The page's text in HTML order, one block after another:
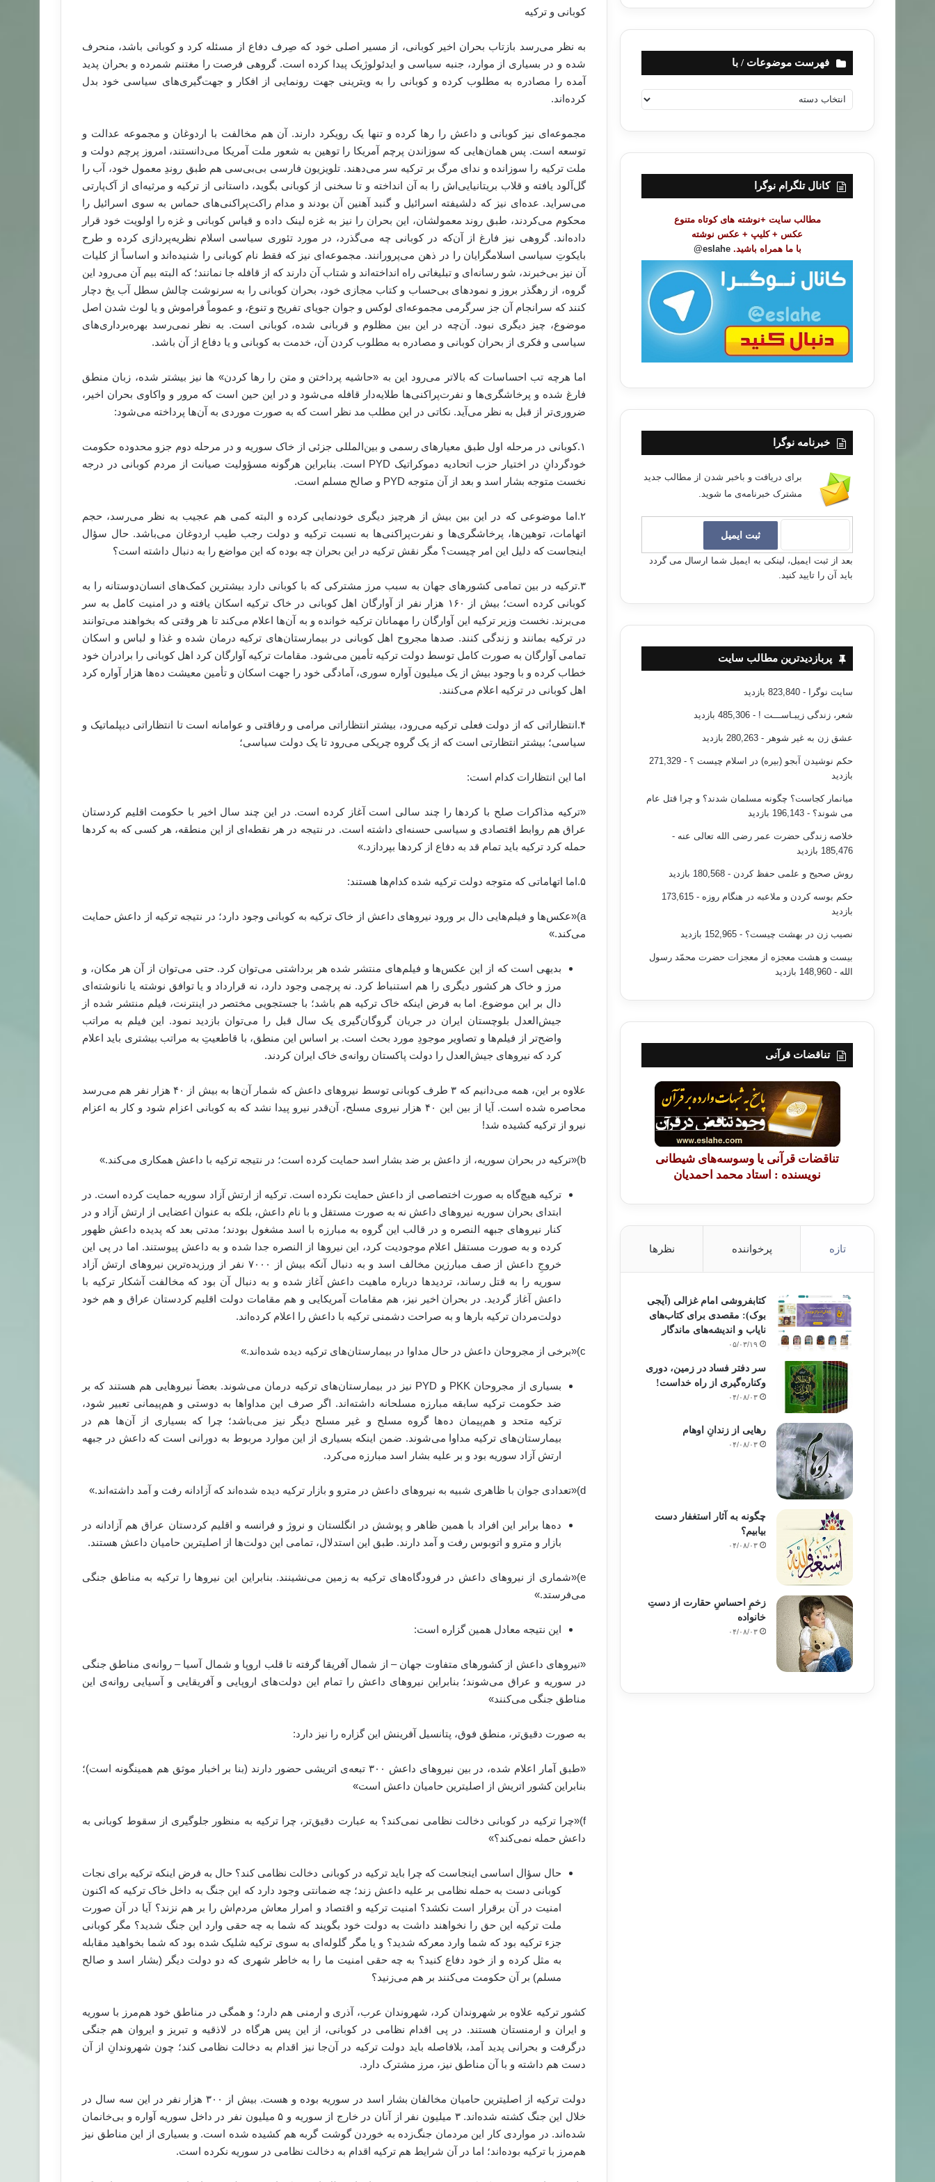
کوبانی و ترکیه
به نظر می‌رسد بازتاب بحران اخیر کوبانی، از مسیر اصلی خود که صِرف دفاع از مسئله کرد و کوبانی باشد، منحرف
شده و در بسیاری از موارد، جنبه سیاسی و ایدئولوژیک پیدا کرده است. گروهی فرصت را مغتنم شمرده و بحران پدید
آمده را مصادره به مطلوب کرده و کوبانی را به ویترینی جهت رونمایی از افکار و جهت‌گیری‌های سیاسی خود بدل
کرده‌اند.
مجموعه‌ای نیز کوبانی و داعش را‌‌ رها کرده و تنها یک رویکرد دارند. آن هم مخالفت با اردوغان و مجموعه عدالت و
توسعه است. پس همان‌هایی که سوزاندن پرچم آمریکا را توهین به شعور ملت آمریکا می‌دانستند، امروز پرچم دولت و
ملت ترکیه را سوزانده و ندای مرگ بر ترکیه سر می‌دهند. تلویزیون فارسی بی‌بی‌سی هم طبق روندِ معمول خود، آب را
گل‌آلود یافته و قلاب بریتانیایی‌اش را به آن انداخته و تا سخنی از کوبانی بگوید، داستانی از ترکیه و مرثیه‌ای از آک‌پارتی
می‌سراید. عده‌ای نیز که دلشیفته اسرائیل و گنبد آهنین آن بودند و مدام راکت‌پراکنی‌های حماس به سوی اسرائیل را
محکوم می‌کردند، طبق روند معمولشان، این بحران را نیز به غزه لینک داده و قیاس کوبانی و غزه را اولویت خود قرار
داده‌اند. گروهی نیز فارغ از آن‌که در کوبانی چه می‌گذرد، در مورد تئوری سیاسی اسلام نظریه‌پردازی کرده و طرح
بایکوتِ سیاسی اسلامگرایان را در ذهن می‌پرورانند. مجموعه‌ای نیز که فقط نام کوبانی را شنیده‌اند و اساساً از کلیات
آن نیز بی‌خبرند، شو رسانه‌ای و تبلیغاتی راه انداخته‌اند و شتاب آن دارند که از قافله جا نمانند؛ که البته بیم آن می‌رود این
گروه، از رهگذر بروز و نمود‌های بی‌حساب و کتاب مجازی خود، بحران کوبانی را به سرنوشت چالش سطل آب یخ دچار
کنند که سرانجام آن جز سرگرمی مجموعه‌ای لوکس و جوان جویای تفریح و تنوع، و عموماً فراموش و یا لوث شدن اصل
موضوع، چیز دیگری نبود. آن‌چه در این بین مظلوم و قربانی شده، کوبانی است. به نظر نمی‌رسد بهره‌برداری‌های
سیاسی و فکری از بحران کوبانی و مصادره به مطلوب کردن آن، خدمت به کوبانی و یا دفاع از آن باشد.
اما هرچه تب احساسات که بالا‌تر می‌رود این به «حاشیه پرداختن‌ و متن را‌‌ رها کردن» ‌ها نیز بیشتر شده، زبان منطق
فارغ شده و پرخاشگری‌ها و نفرت‌پراکنی‌ها طلایه‌دار قافله می‌شود و در این حین است که مرور و واکاوی بحران اخیر،
ضروری‌تر از قبل به نظر می‌آید. نکاتی در این مطلب مد نظر است که به صورت موردی به آن‌ها پرداخته می‌شود:
۱.کوبانی در مرحله اول طبق معیارهای رسمی و بین‌المللی جزئی از خاک سوریه و در مرحله دوم جزو محدوده حکومت
خودگردانِ در اختیار حزب اتحادیه دموکراتیک PYD است. بنابراین هرگونه مسؤولیت صیانت از مردم کوبانی در درجه
نخست متوجه بشار اسد و بعد از آن متوجه PYD و صالح مسلم است.
۲.اما موضوعی که در این بین بیش از هرچیز دیگری خودنمایی کرده و البته کمی هم عجیب به نظر می‌رسد، حجم
اتهامات، توهین‌ها، پرخاشگری‌ها و نفرت‌پراکنی‌ها به نسبت ترکیه و دولت رجب طیب اردوغان می‌باشد. حال سؤال
اینجاست که دلیل این امر چیست؟ مگر نقش ترکیه در این بحران چه بوده که این مواضع را به دنبال داشته است؟
۳.ترکیه در بین تمامی کشورهای جهان به سبب مرز مشترکی که با کوبانی دارد بیشترین کمک‌های انسان‌دوستانه را به
کوبانی کرده است؛ بیش از ۱۶۰ هزار نفر از آوارگان اهل کوبانی در خاک ترکیه اسکان یافته و در امنیت کامل به سر
می‌برند. نخست وزیر ترکیه این آوارگان را مهمانان ترکیه خوانده و به آن‌ها اعلام می‌کند تا هر وقتی که بخواهند می‌توانند
در ترکیه بمانند و زندگی کنند. صد‌ها مجروح اهل کوبانی در بیمارستان‌های ترکیه درمان شده و غذا و لباس و اسکان
تمامی آوارگان به صورت کامل توسط دولت ترکیه تأمین می‌شود. مقامات ترکیه آوارگان کرد اهل کوبانی را برادران خود
خطاب کرده و با وجود بیش از یک میلیون آواره سوری، آمادگی خود را جهت اسکان و تأمین معیشت ده‌ها هزار آواره کرد
اهل کوبانی در ترکیه اعلام می‌کنند.
۴.انتظاراتی که از دولت فعلی ترکیه می‌رود، بیشتر انتظاراتی مرامی و رفاقتی و عوامانه است تا انتظاراتی دیپلماتیک و
سیاسی؛ بیشتر انتظارتی است که از یک گروه چریکی می‌رود تا یک دولت سیاسی؛
اما این انتظارات کدام‌ است:
«ترکیه مذاکرات صلح با کرد‌ها را چند سالی است آغاز کرده است. در این چند سال اخیر با حکومت اقلیم کردستان
عراق هم روابط اقتصادی و سیاسی حسنه‌ای داشته است. در نتیجه در هر نقطه‌ای از این منطقه، هر کسی که به کرد‌ها
حمله کرد ترکیه باید تمام قد به دفاع از کرد‌ها بپردازد.»
۵.اما اتهاماتی که متوجه دولت ترکیه شده‌ کدام‌ها هستند:
a)«عکس‌ها و فیلم‌هایی دال بر ورود نیروهای داعش از خاک ترکیه به کوبانی وجود دارد؛ در نتیجه ترکیه از داعش حمایت
می‌کند.»
بدیهی است که از این عکس‌ها و فیلم‌های منتشر شده هر برداشتی می‌توان کرد. حتی می‌توان از آن هر مکان، و
مرز و خاک هر کشور دیگری را هم استنباط کرد. نه پرچمی وجود دارد، نه قرارداد و یا توافق نوشته یا نانوشته‌ای
دال بر این موضوع. اما به فرض اینکه خاک ترکیه هم باشد؛ با جستجویی مختصر در اینترنت، فیلم منتشر شده از
جیش‌العدل بلوچستان ایران در جریان گروگان‌گیری یک سال قبل را می‌توان بازدید نمود. این فیلم به مراتب
واضح‌تر از فیلم‌ها و تصاویر موجودِ مورد بحث است. بر اساس این منطق، با قاطعیتِ به مراتب بیشتری باید اعلام
کرد که نیروهای جیش‌العدل را دولت پاکستان روانه‌ی خاک ایران کردند.
علاوه بر این، همه می‌دانیم که ۳ طرف کوبانی توسط نیروهای داعش که شمار آن‌ها به بیش از ۴۰ هزار نفر هم می‌رسد
محاصره شده‌ است. آیا از بین این ۴۰ هزار نیروی مسلح، آن‌قدر نیرو پیدا نشد که به کوبانی اعزام شود و کار به اعزام
نیرو از ترکیه کشیده شد!
b)«ترکیه در بحران سوریه، از داعش بر ضد بشار اسد حمایت کرده است؛ در نتیجه ترکیه با داعش همکاری می‌کند.»
ترکیه هیچ‌گاه به صورت اختصاصی از داعش حمایت نکرده است. ترکیه از ارتش آزاد سوریه حمایت کرده است. در
ابتدای بحران سوریه نیروهای داعش نه به صورت مستقل و با نام داعش، بلکه به عنوان اعضایی از ارتش آزاد و در
کنار نیروهای جبهه النصره و در قالب این گروه به مبارزه با اسد مشغول بودند؛ مدتی بعد که پدیده داعش ظهور
کرده و به صورت مستقل اعلام موجودیت کرد، این نیرو‌ها از النصره جدا شده و به داعش پیوستند. اما در پی این
خروجِ داعش از صف مبارزین مخالف اسد و به دنبال آنکه بیش از ۷۰۰۰ نفر از ورزیده‌ترین نیروهای ارتش آزاد
سوریه را به قتل رساند، تردید‌ها درباره ماهیت داعش آغاز شده و به دنبال آن بود که مخالفت آشکار ترکیه با
داعش آغاز گردید. در بحران اخیر نیز، هم مقامات آمریکایی و هم مقامات دولت اقلیم کردستان عراق و هم خود
دولت‌مردان ترکیه بار‌ها و به صراحت دشمنی ترکیه با داعش را اعلام کرده‌اند.
c)«برخی از مجروحان داعش در حال مداوا در بیمارستان‌های ترکیه دیده شده‌اند.»
بسیاری از مجروحان PKK و PYD نیز در بیمارستان‌های ترکیه درمان می‌شوند. بعضاً نیروهایی هم هستند که بر
ضد حکومت ترکیه سابقه مبارزه مسلحانه داشته‌اند. اگر صرف این مداوا‌ها به دوستی و هم‌پیمانی تعبیر شود،
ترکیه متحد و هم‌پیمان ده‌ها گروه مسلح و غیر مسلح دیگر نیز می‌باشد؛ چرا که بسیاری از آن‌ها هم در
بیمارستان‌های ترکیه مداوا می‌شوند. ضمن اینکه بسیاری از این موارد مربوط به دورانی است که داعش در جبهه
ارتش آزاد سوریه بود و بر علیه بشار اسد مبارزه می‌کرد.
d)«تعدادی جوان با ظاهری شبیه به نیروهای داعش در مترو‌ و بازار ترکیه دیده شده‌اند که آزادانه رفت و آمد داشته‌اند.»
ده‌ها برابر این افراد با همین ظاهر و پوشش در انگلستان و نروژ و فرانسه و اقلیم کردستان عراق هم آزادانه در
بازار و مترو و اتوبوس رفت و آمد دارند. طبق این استدلال، تمامی این دولت‌ها از اصلیترین حامیان داعش هستند.
e)«شماری از نیروهای داعش در فرودگاه‌های ترکیه به زمین می‌نشینند. بنابراین این نیرو‌ها را ترکیه به مناطق جنگی
می‌فرستد.»
این نتیجه معادل همین گزاره است:
«نیروهای داعش از کشورهای متفاوت جهان – از شمال آفریقا گرفته تا قلب اروپا و شمال آسیا – روانه‌ی مناطق جنگی
در سوریه و عراق می‌شوند؛ بنابراین نیروهای داعش را تمام این دولت‌های اروپایی و آفریقایی و آسیایی روانه‌ی این
مناطق جنگی می‌کنند»
به صورت دقیق‌تر، منطق فوق، پتانسیل آفرینش این گزاره را نیز دارد:
«طبق آمار اعلام شده، در بین نیروهای داعش ۳۰۰ تبعه‌ی اتریشی حضور دارند (بنا بر اخبار موثق هم همینگونه است)؛
بنابراین کشور اتریش از اصلیترین حامیان داعش است»
f)«چرا ترکیه در کوبانی دخالت نظامی نمی‌کند؟ به عبارت دقیق‌تر، چرا ترکیه به منظور جلوگیری از سقوط کوبانی به
داعش حمله نمی‌کند؟»
حال سؤال اساسی اینجاست که چرا باید ترکیه در کوبانی دخالت نظامی کند؟ حال به فرض اینکه ترکیه برای نجات
کوبانی دست به حمله نظامی بر علیه داعش زند؛ چه ضمانتی وجود دارد که این جنگ به داخل خاک ترکیه که اکنون
امنیت در آن برقرار است نکشد؟ امنیت ترکیه و اقتصاد و امرار معاش مردم‌اش را بر هم نزند؟ آیا در آن صورت
ملت ترکیه این حق را نخواهند داشت به دولت خود بگویند که شما به چه حقی وارد این جنگ شدید؟ مگر کوبانی
جزء ترکیه بود که شما وارد معرکه شدید؟ و یا مگر گلوله‌ای به سوی ترکیه شلیک شده ‌بود که شما بخواهید مقابله
به مثل کرده و از خود دفاع کنید؟ به چه حقی امنیت ما را به خاطر شهری که دو دولت دیگر (بشار اسد و صالح
مسلم) بر آن حکومت می‌کنند بر هم می‌زنید؟
کشور ترکیه علاوه بر شهروندان کرد، شهروندان عرب، آذری و ارمنی هم دارد؛ و همگی در مناطق خود هم‌مرز با سوریه
و ایران و ارمنستان هستند. در پی اقدام نظامی در کوبانی، از این پس هرگاه در لاذقیه و تبریز و ایروان هم جنگی
درگرفت و بحرانی پدید آمد، بلافاصله باید دولت ترکیه در آن‌جا نیز اقدام به دخالت نظامی کند؛ چون شهروندانِ از آن
دست هم داشته و با آن مناطق نیز، مرز مشترک دارد.
دولت ترکیه از اصلیترین حامیان مخالفان بشار اسد در سوریه بوده و هست. بیش از ۳۰۰ هزار نفر در این سه سال در
خلال این جنگ‌ کشته شده‌اند. ۳ میلیون نفر از آنان در خارج از سوریه و ۵ میلیون نفر در داخل سوریه آواره و بی‌خانمان
شده‌اند. در مواردی کار این مردمان جنگ‌زده به خوردن گوشت گربه هم کشیده شده است. و بسیاری از این مناطق نیز
هم‌مرز با ترکیه بوده‌اند؛ اما در آن شرایط هم ترکیه اقدام به دخالت نظامی در سوریه نکرده است.
فهرست موضوعات / با
ه
ت
ض
کانال تلگرام نوگرا
مطالب سایت +نوشته های کوتاه متنوع
عکس + کلیپ + عکس نوشته
با ما همراه باشید. eslahe@
خبرنامه نوگرا
برای دریافت و باخبر شدن از مطالب جدید
مشترک خبرنامه‌ی ما شوید.
بعد از ثبت ایمیل، لینکی به ایمیل شما ارسال می گردد
باید آن را تایید کنید.
پربازدیدترین مطالب سایت
سایت نوگرا - 823,840 بازدید
شعر، زندگی زیبـاســـت ! - 485,306 بازدید
عشق زن به غیر شوهر - 280,263 بازدید
حکم نوشیدن آبجو (بیره) در اسلام چیست ؟
- 271,329
بازدید
میانمار کجاست؟ چگونه مسلمان شدند؟ و چرا قتل عام
می شوند؟ - 196,143 بازدید
خلاصه زندگی حضرت عمر رضی الله تعالی عنه -
185,476 بازدید
روش صحیح و علمی حفظ کردن - 180,568 بازدید
حکم بوسه کردن و ملاعبه در هنگام روزه
- 173,615
بازدید
نصیب زن در بهشت چیست؟ - 152,965 بازدید
بیست و هشت معجزه از معجزات حضرت محمّد رسول
الله - 148,960 بازدید
تناقضات قرآنی
تناقضات قرآنی یا وسوسه‌های شیطانی
نویسنده : استاد محمد احمدیان
تازه پرخواننده نظرها
کتابفروشی امام غزالی (آیجی
بوک): مقصدی برای کتاب‌های
نایاب و اندیشه‌های ماندگار
۰۵/۰۳/۱۹
سر دفتر فساد در زمین‌، دوری
وکناره‌گیری از راه خداست‌!
۰۴/۰۸/۰۳
رهایی از زندانِ اوهام
۰۴/۰۸/۰۳
چگونه به آثار استغفار دست
بیابیم؟
۰۴/۰۸/۰۳
زخمِ احساسِ حقارت از دستِ
خانواده
۰۴/۰۸/۰۳